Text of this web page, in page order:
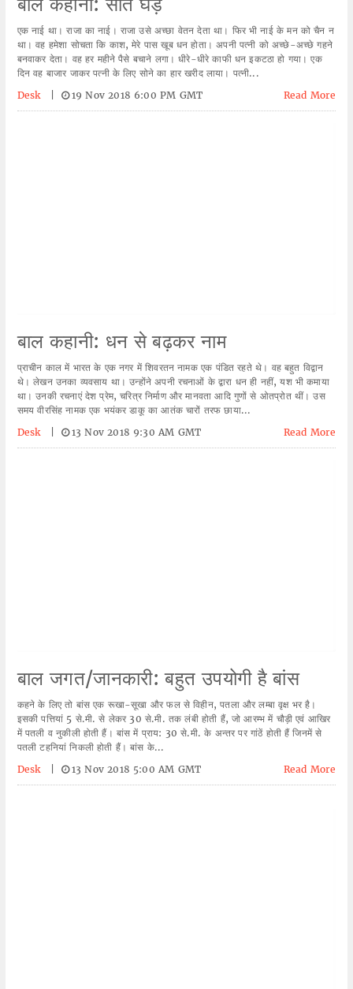
एक नाई था। राजा का नाई। राजा उसे अच्छा वेतन देता था। फिर भी नाई के मन को चैन न
था। वह हमेशा सोचता कि काश, मेरे पास खूब धन होता। अपनी पत्नी को अच्छे-अच्छे गहने
बनवाकर देता। वह हर महीने पैसे बचाने लगा। धीरे-धीरे काफी धन इकटठा हो गया। एक
दिन वह बाजार जाकर पत्नी के लिए सोने का हार खरीद लाया। पत्नी...
Desk
19 Nov 2018 6:00 PM GMT Read More
बाल कहानी: धन से बढ़कर नाम
प्राचीन काल में भारत के एक नगर में शिवरतन नामक एक पंडित रहते थे। वह बहुत विद्वान
थे। लेखन उनका व्यवसाय था। उन्होंने अपनी रचनाओं के द्वारा धन ही नहीं, यश भी कमाया
था। उनकी रचनाएं देश प्रेम, चरित्र निर्माण और मानवता आदि गुणों से ओतप्रोत थीं। उस
समय वीरसिंह नामक एक भयंकर डाकू का आतंक चारों तरफ छाया...
Desk
13 Nov 2018 9:30 AM GMT Read More
बाल जगत/जानकारी: बहुत उपयोगी है बांस
कहने के लिए तो बांस एक रूखा-सूखा और फल से विहीन, पतला और लम्बा वृक्ष भर है।
इसकी पत्तियां 5 से.मी. से लेकर 30 से.मी. तक लंबी होती हैं, जो आरम्भ में चौड़ी एवं आखिर
में पतली व नुकीली होती हैं। बांस में प्राय: 30 से.मी. के अन्तर पर गांठें होती हैं जिनमें से
पतली टहनियां निकली होती हैं। बांस के...
Desk
13 Nov 2018 5:00 AM GMT Read More